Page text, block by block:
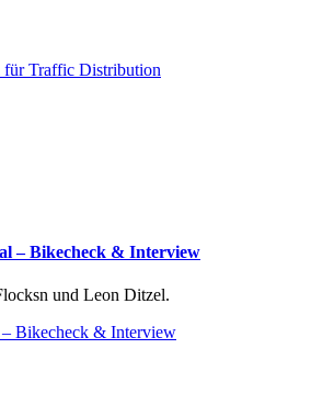
Traffic Distribution
– Bikecheck & Interview
und Leon Ditzel.
Bikecheck & Interview